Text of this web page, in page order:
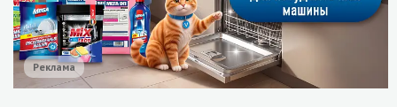
Реклама